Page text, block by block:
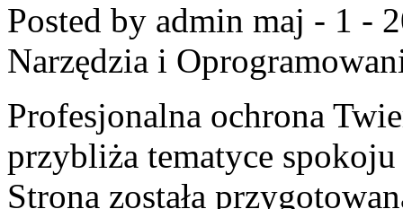
Posted by admin maj - 1 -
Narzędzia i
Profesjonalna ochrona
przybliża tematyce
Strona została